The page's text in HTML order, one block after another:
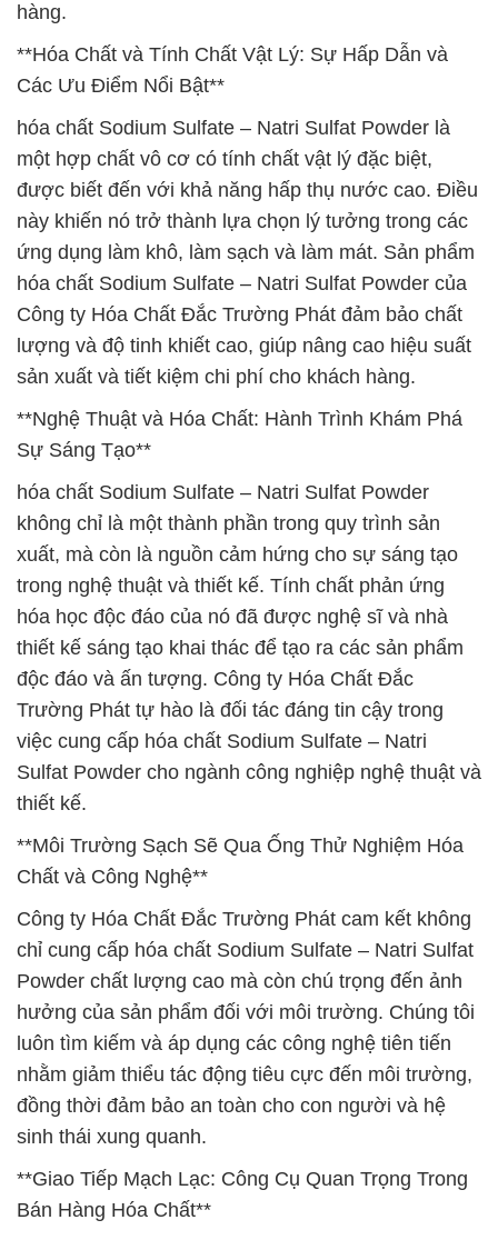
hàng.
**Hóa Chất và Tính Chất Vật Lý: Sự Hấp Dẫn và
Các Ưu Điểm Nổi Bật**
hóa chất Sodium Sulfate – Natri Sulfat Powder là
một hợp chất vô cơ có tính chất vật lý đặc biệt,
được biết đến với khả năng hấp thụ nước cao. Điều
này khiến nó trở thành lựa chọn lý tưởng trong các
ứng dụng làm khô, làm sạch và làm mát. Sản phẩm
hóa chất Sodium Sulfate – Natri Sulfat Powder của
Công ty Hóa Chất Đắc Trường Phát đảm bảo chất
lượng và độ tinh khiết cao, giúp nâng cao hiệu suất
sản xuất và tiết kiệm chi phí cho khách hàng.
**Nghệ Thuật và Hóa Chất: Hành Trình Khám Phá
Sự Sáng Tạo**
hóa chất Sodium Sulfate – Natri Sulfat Powder
không chỉ là một thành phần trong quy trình sản
xuất, mà còn là nguồn cảm hứng cho sự sáng tạo
trong nghệ thuật và thiết kế. Tính chất phản ứng
hóa học độc đáo của nó đã được nghệ sĩ và nhà
thiết kế sáng tạo khai thác để tạo ra các sản phẩm
độc đáo và ấn tượng. Công ty Hóa Chất Đắc
Trường Phát tự hào là đối tác đáng tin cậy trong
việc cung cấp hóa chất Sodium Sulfate – Natri
Sulfat Powder cho ngành công nghiệp nghệ thuật và
thiết kế.
**Môi Trường Sạch Sẽ Qua Ống Thử Nghiệm Hóa
Chất và Công Nghệ**
Công ty Hóa Chất Đắc Trường Phát cam kết không
chỉ cung cấp hóa chất Sodium Sulfate – Natri Sulfat
Powder chất lượng cao mà còn chú trọng đến ảnh
hưởng của sản phẩm đối với môi trường. Chúng tôi
luôn tìm kiếm và áp dụng các công nghệ tiên tiến
nhằm giảm thiểu tác động tiêu cực đến môi trường,
đồng thời đảm bảo an toàn cho con người và hệ
sinh thái xung quanh.
**Giao Tiếp Mạch Lạc: Công Cụ Quan Trọng Trong
Bán Hàng Hóa Chất**